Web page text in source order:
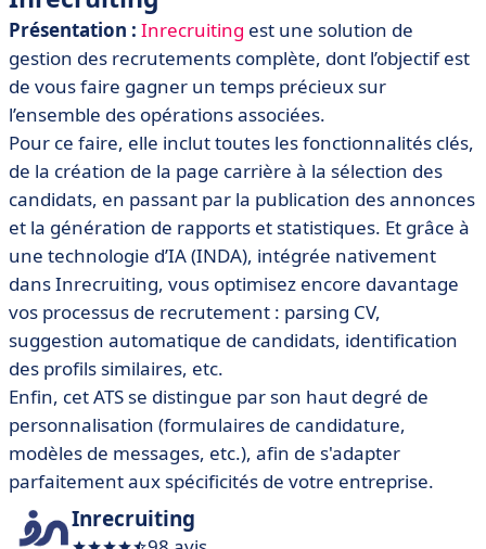
Présentation : Inrecruiting est une solution de
gestion des recrutements complète, dont l’objectif est
de vous faire gagner un temps précieux sur
l’ensemble des opérations associées.
Pour ce faire, elle inclut toutes les fonctionnalités clés,
de la création de la page carrière à la sélection des
candidats, en passant par la publication des annonces
et la génération de rapports et statistiques. Et grâce à
une technologie d’IA (INDA), intégrée nativement
dans Inrecruiting, vous optimisez encore davantage
vos processus de recrutement : parsing CV,
suggestion automatique de candidats, identification
des profils similaires, etc.
Enfin, cet ATS se distingue par son haut degré de
personnalisation (formulaires de candidature,
modèles de messages, etc.), afin de s'adapter
parfaitement aux spécificités de votre entreprise.
Inrecruiting